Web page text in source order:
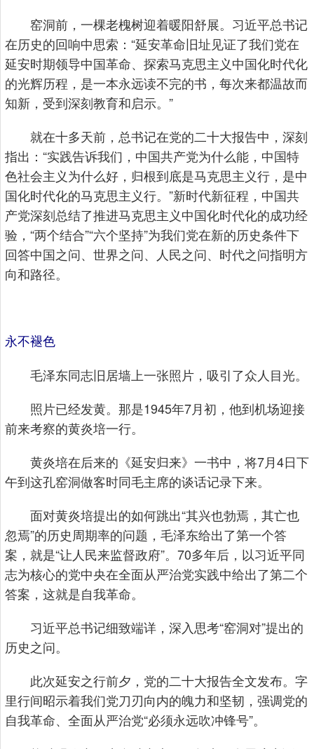
窑洞前，一棵老槐树迎着暖阳舒展。习近平总书记
在历史的回响中思索：“延安革命旧址见证了我们党在
延安时期领导中国革命、探索马克思主义中国化时代化
的光辉历程，是一本永远读不完的书，每次来都温故而
知新，受到深刻教育和启示。”
就在十多天前，总书记在党的二十大报告中，深刻
指出：“实践告诉我们，中国共产党为什么能，中国特
色社会主义为什么好，归根到底是马克思主义行，是中
国化时代化的马克思主义行。”新时代新征程，中国共
产党深刻总结了推进马克思主义中国化时代化的成功经
验，“两个结合”“六个坚持”为我们党在新的历史条件下
回答中国之问、世界之问、人民之问、时代之问指明方
向和路径。
永不褪色
毛泽东同志旧居墙上一张照片，吸引了众人目光。
照片已经发黄。那是1945年7月初，他到机场迎接
前来考察的黄炎培一行。
黄炎培在后来的《延安归来》一书中，将7月4日下
午到这孔窑洞做客时同毛主席的谈话记录下来。
面对黄炎培提出的如何跳出“其兴也勃焉，其亡也
忽焉”的历史周期率的问题，毛泽东给出了第一个答
案，就是“让人民来监督政府”。70多年后，以习近平同
志为核心的党中央在全面从严治党实践中给出了第二个
答案，这就是自我革命。
习近平总书记细致端详，深入思考“窑洞对”提出的
历史之问。
此次延安之行前夕，党的二十大报告全文发布。字
里行间昭示着我们党刀刃向内的魄力和坚韧，强调党的
自我革命、全面从严治党“必须永远吹冲锋号”。